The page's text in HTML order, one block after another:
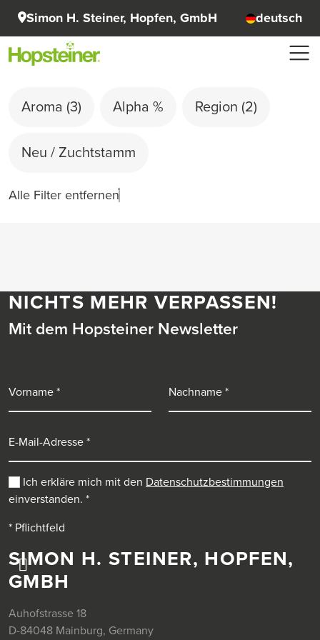
Simon H. Steiner, Hopfen, GmbH deutsch
Aroma (3) Alpha % Region (2)
Neu / Zuchtstamm
Alle Filter entfernen
SIMON H. STEINER, HOPFEN,
GMBH
Auhofstrasse 18
D-84048 Mainburg, Germany
NICHTS MEHR VERPASSEN!
Mit dem Hopsteiner Newsletter
Ich erkläre mich mit den Datenschutzbestimmungen
einverstanden. *
* Pflichtfeld